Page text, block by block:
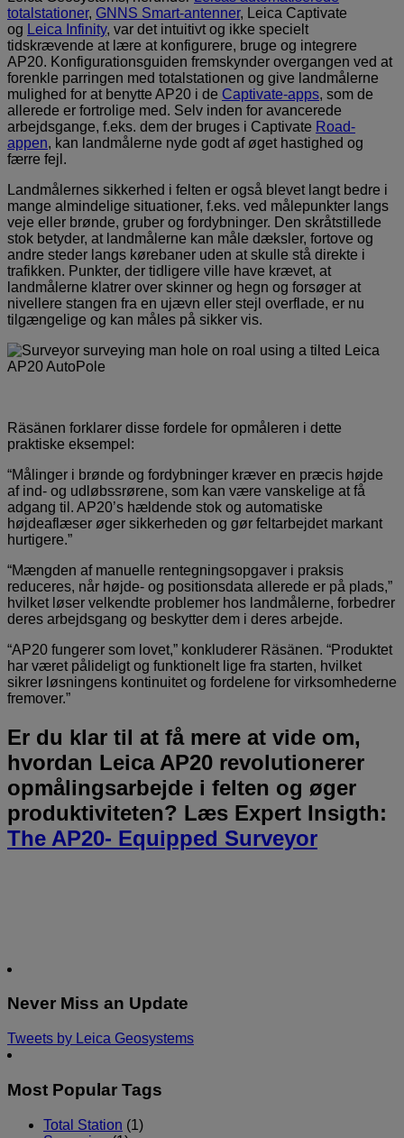
totalstationer, GNNS Smart-antenner, Leica Captivate
og Leica Infinity, var det intuitivt og ikke specielt
tidskrævende at lære at konfigurere, bruge og integrere
AP20. Konfigurationsguiden fremskynder overgangen ved at
forenkle parringen med totalstationen og give landmålerne
mulighed for at benytte AP20 i de Captivate-apps, som de
allerede er fortrolige med. Selv inden for avancerede
arbejdsgange, f.eks. dem der bruges i Captivate Road-
appen, kan landmålerne nyde godt af øget hastighed og
færre fejl.
Landmålernes sikkerhed i felten er også blevet langt bedre i
mange almindelige situationer, f.eks. ved målepunkter langs
veje eller brønde, gruber og fordybninger. Den skråtstillede
stok betyder, at landmålerne kan måle dæksler, fortove og
andre steder langs kørebaner uden at skulle stå direkte i
trafikken. Punkter, der tidligere ville have krævet, at
landmålerne klatrer over skinner og hegn og forsøger at
nivellere stangen fra en ujævn eller stejl overflade, er nu
tilgængelige og kan måles på sikker vis.
Räsänen forklarer disse fordele for opmåleren i dette
praktiske eksempel:
“Målinger i brønde og fordybninger kræver en præcis højde
af ind- og udløbssrørene, som kan være vanskelige at få
adgang til. AP20’s hældende stok og automatiske
højdeaflæser øger sikkerheden og gør feltarbejdet markant
hurtigere.”
“Mængden af manuelle rentegningsopgaver i praksis
reduceres, når højde- og positionsdata allerede er på plads,”
hvilket løser velkendte problemer hos landmålerne, forbedrer
deres arbejdsgang og beskytter dem i deres arbejde.
“AP20 fungerer som lovet,” konkluderer Räsänen. “Produktet
har været pålideligt og funktionelt lige fra starten, hvilket
sikrer løsningens kontinuitet og fordelene for virksomhederne
fremover.”
Er du klar til at få mere at vide om,
hvordan Leica AP20 revolutionerer
opmålingsarbejde i felten og øger
produktiviteten? Læs Expert Insigth:
The AP20- Equipped Surveyor
Never Miss an Update
Tweets by Leica Geosystems
Most Popular Tags
Total Station (1)